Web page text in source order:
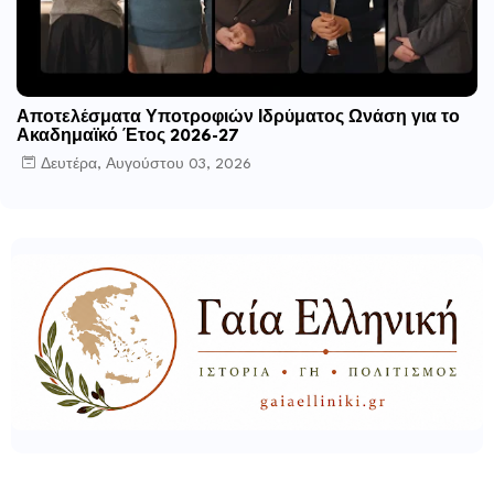
Αποτελέσματα Υποτροφιών Ιδρύματος Ωνάση για το
Ακαδημαϊκό Έτος 2026-27
Δευτέρα, Αυγούστου 03, 2026